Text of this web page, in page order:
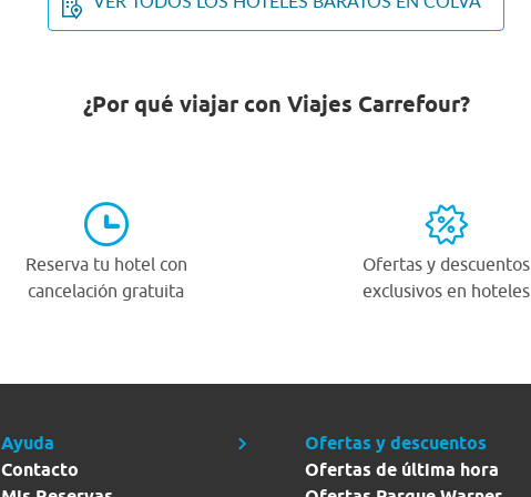
¿Por qué viajar con Viajes Carrefour?
Reserva tu hotel con
cancelación gratuita
Ofertas y descuentos
exclusivos en hoteles
Ayuda
Contacto
Ofertas y descuentos
Ofertas de última hora